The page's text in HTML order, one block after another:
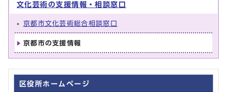
文化芸術の支援情報・相談窓口
京都市文化芸術総合相談窓口
京都市の支援情報
区役所ホームページ